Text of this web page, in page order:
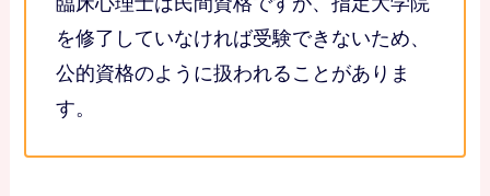
を修了していなければ受験できないため、
公的資格のように扱われることがありま
す。